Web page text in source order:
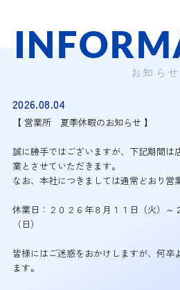
お知らせ
2026.08.04
【 営業所 夏季休暇のお知らせ 】
誠に勝手ではございますが、下記期間は
業とさせていただきます。
なお、本社につきましては通常どおり営
休業日：２０２６年８月１１日（火）～
（日）
皆様にはご迷惑をおかけしますが、何卒
ます。